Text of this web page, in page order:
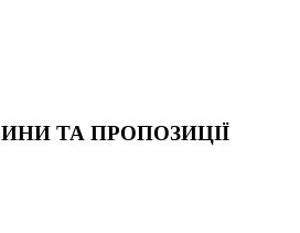
ТА ПРОПОЗИЦІЇ